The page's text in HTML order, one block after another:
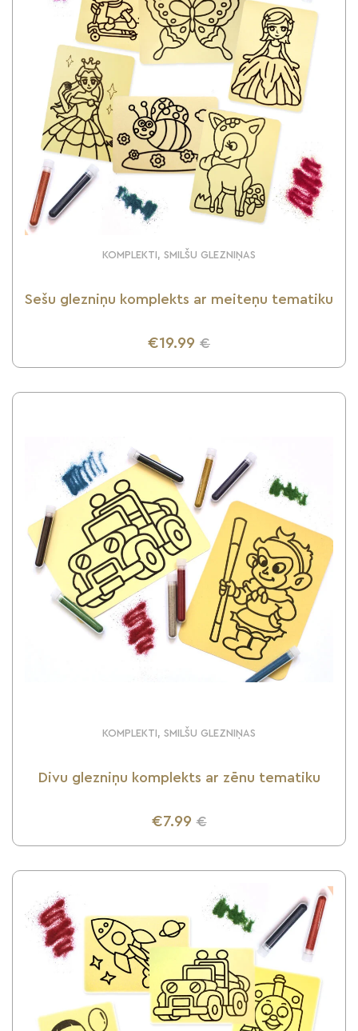
KOMPLEKTI, SMILŠU GLEZNIŅAS
Sešu glezniņu komplekts ar meiteņu tematiku
€19.99 €
UZZINI VAIRĀK
KOMPLEKTI, SMILŠU GLEZNIŅAS
Divu glezniņu komplekts ar zēnu tematiku
€7.99 €
UZZINI VAIRĀK